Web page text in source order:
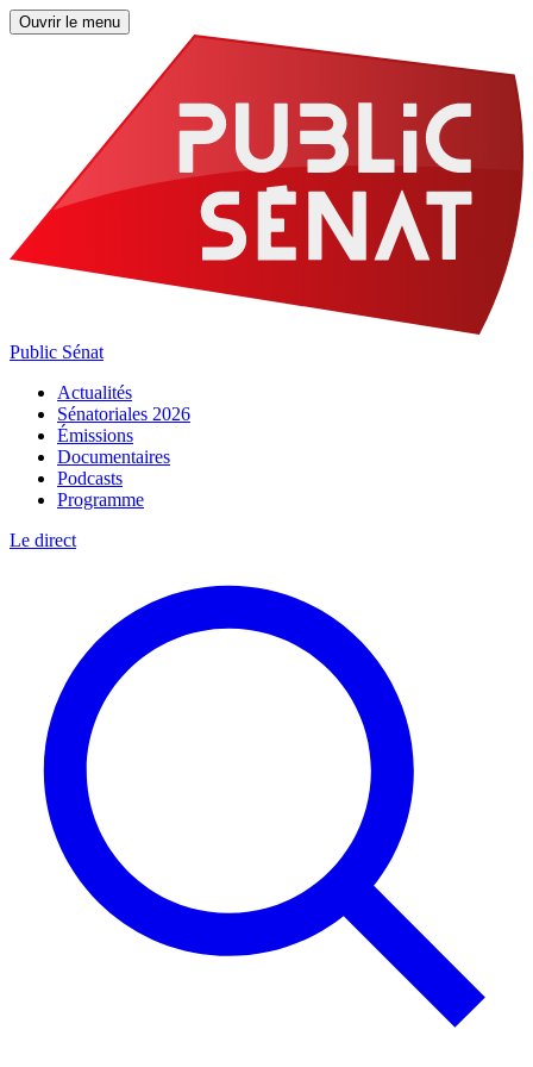
Ouvrir le menu
Public Sénat
Actualités
Sénatoriales 2026
Émissions
Documentaires
Podcasts
Programme
Le direct